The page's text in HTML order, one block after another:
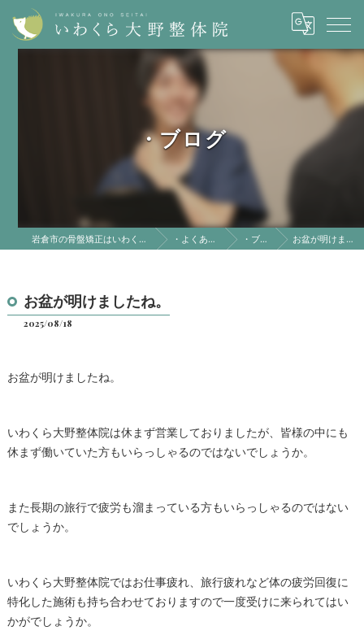
・ブログ
岩倉市の骨盤矯正はいわくら大野整体院 ・よくある質問 ・ブログ お盆が明けましたね。
お盆が明けましたね。
2025/08/18
お盆が明けましたね。
いわくら大野整体院は休まず営業しておりましたが、皆様の中にも
休まず働いていた方もいらっしゃるのではないでしょうか。
また長期の旅行で疲労も溜まっている方もいらっしゃるのではない
でしょうか。
いわくら大野整体院ではお仕事疲れ、旅行疲れなど体の疲労回復に
特化した施術も持ち合わせておりますので一度受けに来られてはい
かがでしょうか。